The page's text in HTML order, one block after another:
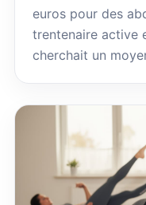
euros pour des
trentenaire active
cherchait un